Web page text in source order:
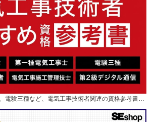
電験三種など、電気工事技術者関連の資格参考書…